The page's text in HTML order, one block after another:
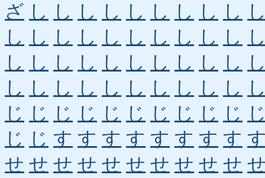
ざ し し し し し し し し し
し し し し し し し し し し
し し し し し し し し し し
し し し し し し し し し し
じ じ じ じ じ じ じ じ じ じ
じ じ す す す す す す す す
せ せ せ せ せ せ せ せ せ せ